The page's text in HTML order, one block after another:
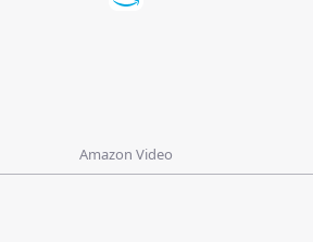
Amazon Video